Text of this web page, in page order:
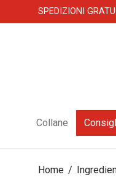
SPEDIZIONI
Collane
Home /